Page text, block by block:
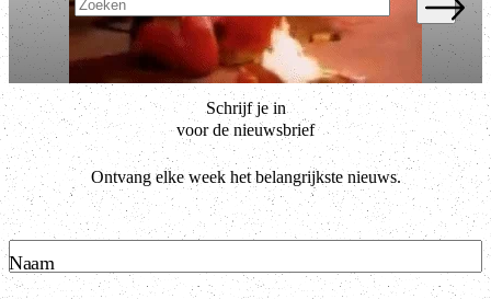
Schrijf je in
voor de nieuwsbrief
Ontvang elke week het belangrijkste nieuws.
Naam